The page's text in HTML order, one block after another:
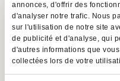
annonces, d'offrir des
d'analyser notre trafic. Nous
sur l'utilisation de notre site
de publicité et d'analyse, qui
d'autres informations que
collectées lors de votre